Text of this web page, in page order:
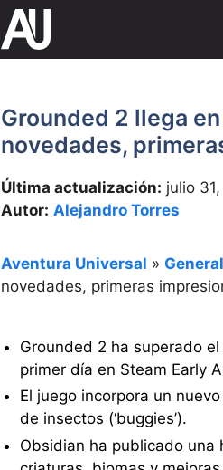
Grounded 2 llega
novedades,
Última actualización: julio
Autor: Alejandro Torres
Aventura Universal » General
novedades, primeras
Grounded 2 ha superado
primer día en Steam Early
El juego incorpora un
de insectos (‘buggies’).
Obsidian ha publicado una